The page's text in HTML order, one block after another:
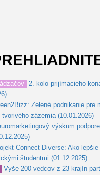
2. kolo prijímacieho
Zelené podnikanie pre
tvorivého zázemia (10.01.2026)
výskum
Connect Diverse: Ako
študentmi (01.12.2025)
Vyše 200 vedcov z 23 krajín